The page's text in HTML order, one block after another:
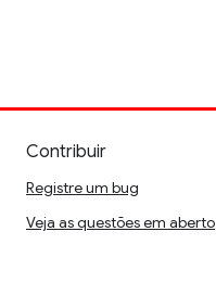
Contribuir
Registre um bug
Veja as questões em aberto